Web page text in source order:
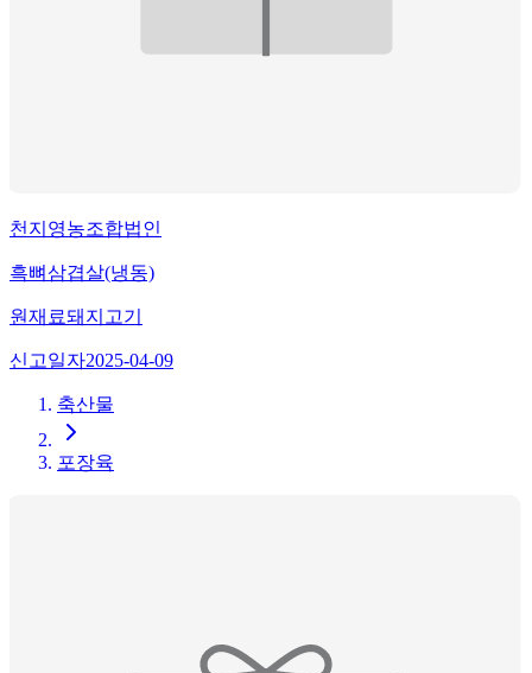
천지영농조합법인
흑뼈삼겹살(냉동)
원재료돼지고기
신고일자2025-04-09
축산물
포장육